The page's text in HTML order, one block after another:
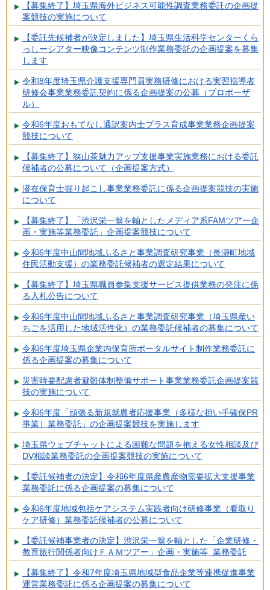
【募集終了】埼玉県海外ビジネス可能性調査業務委託の企画提
案競技の実施について
【委託先候補者が決定しました】埼玉県生活科学センターくら
っしーシアター映像コンテンツ制作業務委託の企画提案を募集
します
令和8年度埼玉県介護支援専門員実務研修における実習指導者
研修会事業業務委託契約に係る企画提案の公募（プロポーザ
ル）
令和6年度おもてなし通訳案内士プラス育成事業業務企画提案
競技について
【募集終了】狭山茶魅力アップ支援事業実施業務における委託
候補者の公募について（企画提案方式）
潜在保育士掘り起こし事業業務委託に係る企画提案競技の実施
について
【募集終了】「渋沢栄一翁を軸としたメディア系FAMツアー企
画・実施等業務委託」企画提案競技について
令和6年度中山間地域ふるさと事業調査研究事業（長瀞町地域
住民活動支援）の業務委託候補者の選定結果について
【募集終了】埼玉県職員参集支援サービス提供業務の発注に係
る入札公告について
令和6年度中山間地域ふるさと事業調査研究事業（埼玉県産い
ちごを活用した地域活性化）の業務委託候補者の募集について
令和6年度埼玉県企業内保育所ポータルサイト制作業務委託に
係る企画提案の募集について
災害時要配慮者避難体制整備サポート事業業務委託企画提案競
技の実施について
令和6年度「頑張る新規就農者応援事業（多様な担い手確保PR
事業）業務委託」の企画提案競技を実施します
埼玉県ウェブチャットによる困難な問題を抱える女性相談及び
DV相談業務委託の企画提案競技の実施について
【委託候補者の決定】令和6年度県産農産物需要拡大支援事業
業務委託に係る企画提案の募集について
令和6年度地域包括ケアシステム実践者向け研修事業（看取り
ケア研修）業務委託候補者の公募について
【委託候補事業者の決定】渋沢栄一翁を軸とした「企業研修・
教育旅行関係者向けＦＡＭツアー」企画・実施等 業務委託
【募集終了】令和7年度埼玉県地域型食品企業等連携促進事業
運営業務委託に係る企画提案の募集について